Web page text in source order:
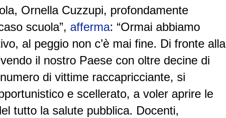
Ornella Cuzzupi, profondamente
scuola”, afferma: “Ormai abbiamo
al peggio non c’è mai fine. Di fronte alla
il nostro Paese con oltre decine di
di vittime raccapricciante, si
e scellerato, a voler aprire le
tutto la salute pubblica. Docenti,